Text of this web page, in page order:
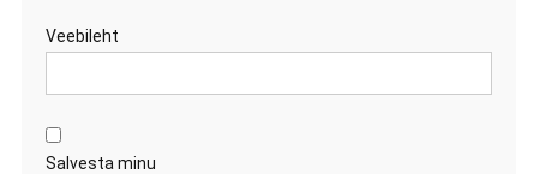
Veebileht
Salvesta minu